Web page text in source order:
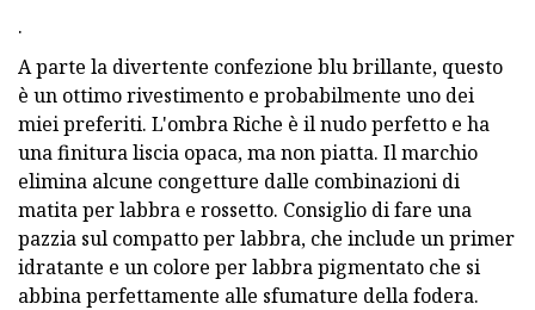
.
A parte la divertente confezione blu brillante, questo
è un ottimo rivestimento e probabilmente uno dei
miei preferiti. L'ombra Riche è il nudo perfetto e ha
una finitura liscia opaca, ma non piatta. Il marchio
elimina alcune congetture dalle combinazioni di
matita per labbra e rossetto. Consiglio di fare una
pazzia sul compatto per labbra, che include un primer
idratante e un colore per labbra pigmentato che si
abbina perfettamente alle sfumature della fodera.